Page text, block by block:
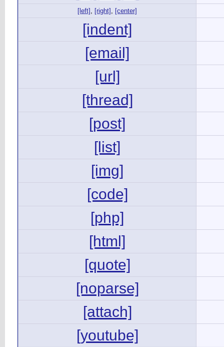
[left] , [right] , [center]
[indent]
[email]
[url]
[thread]
[post]
[list]
[img]
[code]
[php]
[html]
[quote]
[noparse]
[attach]
[youtube]